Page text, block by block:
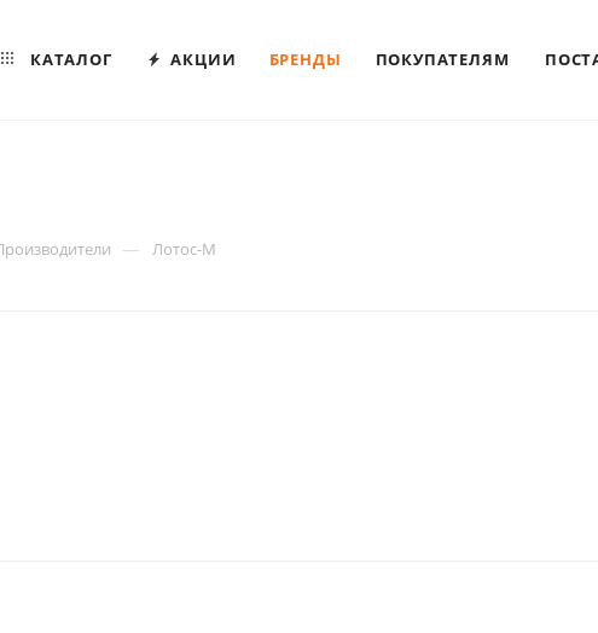
КАТАЛОГ АКЦИИ БРЕНДЫ ПОКУПАТЕЛЯМ
— Лотос-М